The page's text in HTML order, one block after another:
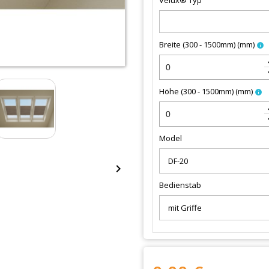

Breite (300 - 1500mm)(mm) info
Höhe (300 - 1500mm)(mm) info
Model
Bedienstab